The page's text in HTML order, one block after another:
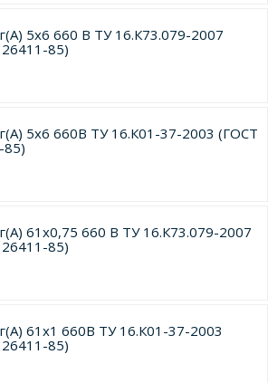
5х6 660 В ТУ 16.К73.079-2007
85)
5х6 660В ТУ 16.К01-37-2003 (ГОСТ
85)
61х0,75 660 В ТУ 16.К73.079-2007
85)
61х1 660В ТУ 16.К01-37-2003
85)